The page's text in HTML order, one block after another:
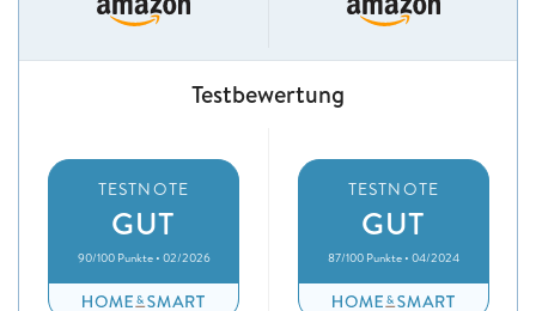
Testbewertung
TESTNOTE
GUT
90/100 Punkte • 02/2026
TESTNOTE
GUT
87/100 Punkte • 04/2024